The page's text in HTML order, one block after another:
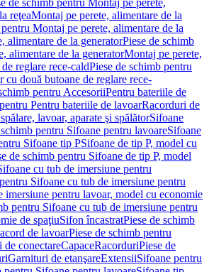
de schimb pentru Montaj pe perete,
reţeaMontaj pe perete, alimentare de la
Montaj pe perete, alimentare de la
alimentare de la generatorPiese de schimb
alimentare de la generatorMontaj pe perete,
reglare rece-caldPiese de schimb pentru
cu două butoane de reglare rece-
pentru AccesoriiPentru bateriile de
Pentru bateriile de lavoarRacorduri de
lavoar, aparate şi spălătorSifoane
pentru Sifoane pentru lavoareSifoane
Sifoane tip PSifoane de tip P, model cu
de schimb pentru Sifoane de tip P, model
cu tub de imersiune pentru
Sifoane cu tub de imersiune pentru
imersiune pentru lavoar, model cu economie
pentru Sifoane cu tub de imersiune pentru
de spaţiuSifon încastratPiese de schimb
de lavoarPiese de schimb pentru
de conectareCapaceRacorduriPiese de
Garnituri de etanşareExtensiiSifoane pentru